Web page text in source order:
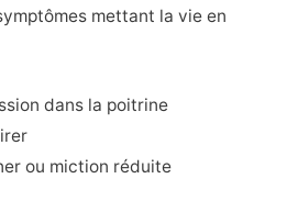
mettant la vie en
dans la poitrine
ou miction réduite